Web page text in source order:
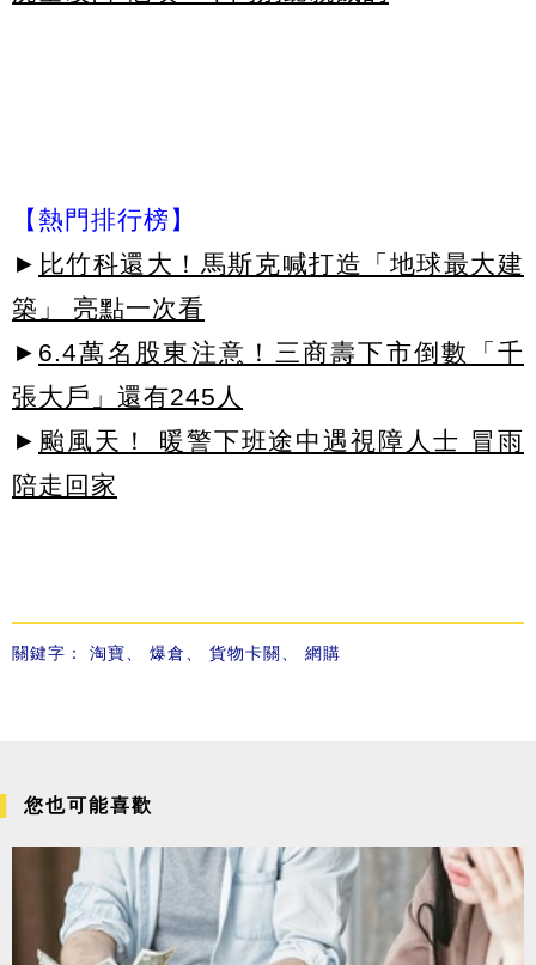
【熱門排行榜】
► 比竹科還大！馬斯克喊打造「地球最大建
築」 亮點一次看
► 6.4萬名股東注意！三商壽下市倒數「千
張大戶」還有245人
► 颱風天！ 暖警下班途中遇視障人士 冒雨
陪走回家
關鍵字： 淘寶、 爆倉、 貨物卡關、 網購
您也可能喜歡